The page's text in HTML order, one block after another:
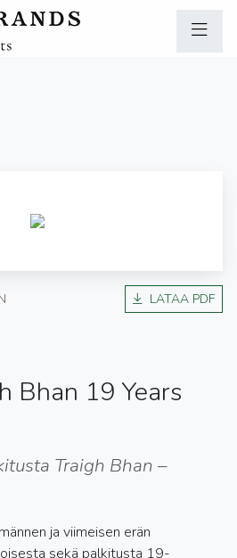
LATAA PDF
Bhan 19 Years
Traigh Bhan –
ja viimeisen erän
sekä palkitusta 19-